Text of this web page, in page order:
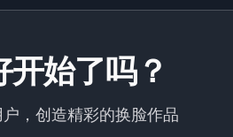
开始了吗？
，创造精彩的换脸作品